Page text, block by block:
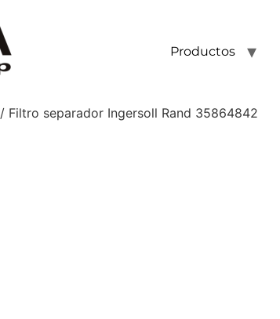
Productos
/ Filtro separador Ingersoll Rand 35864842